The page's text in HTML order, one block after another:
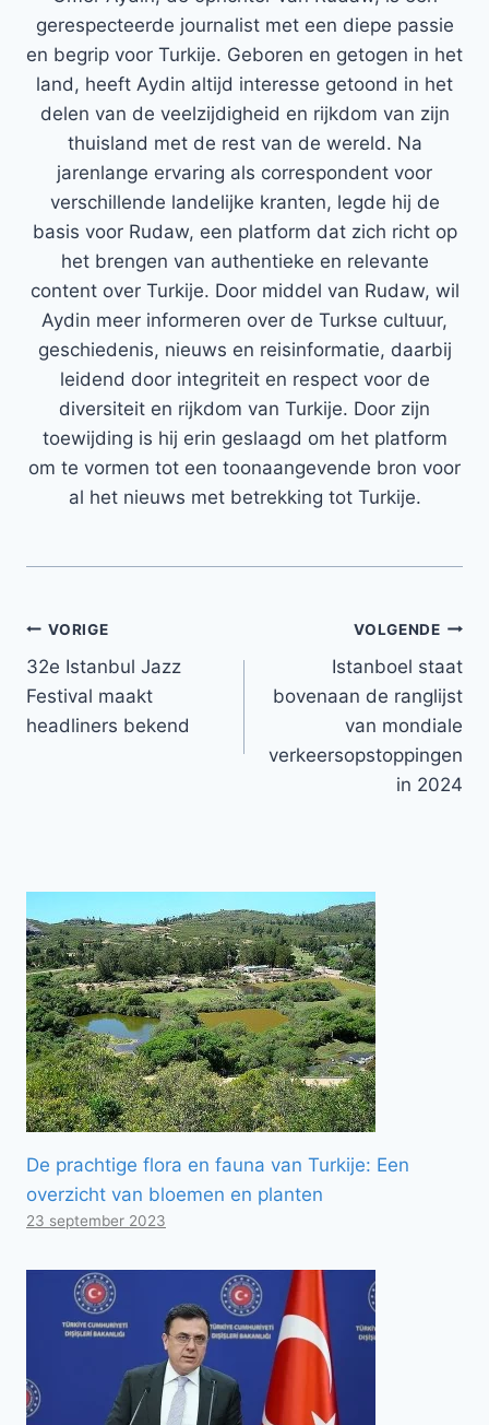
gerespecteerde journalist met een diepe passie
en begrip voor Turkije. Geboren en getogen in het
land, heeft Aydin altijd interesse getoond in het
delen van de veelzijdigheid en rijkdom van zijn
thuisland met de rest van de wereld. Na
jarenlange ervaring als correspondent voor
verschillende landelijke kranten, legde hij de
basis voor Rudaw, een platform dat zich richt op
het brengen van authentieke en relevante
content over Turkije. Door middel van Rudaw, wil
Aydin meer informeren over de Turkse cultuur,
geschiedenis, nieuws en reisinformatie, daarbij
leidend door integriteit en respect voor de
diversiteit en rijkdom van Turkije. Door zijn
toewijding is hij erin geslaagd om het platform
om te vormen tot een toonaangevende bron voor
al het nieuws met betrekking tot Turkije.
Bericht
navigatie
VORIGE
32e Istanbul Jazz
Festival maakt
headliners bekend
VOLGENDE
Istanboel staat
bovenaan de ranglijst
van mondiale
verkeersopstoppingen
in 2024
De prachtige flora en fauna van Turkije: Een
overzicht van bloemen en planten
23 september 2023